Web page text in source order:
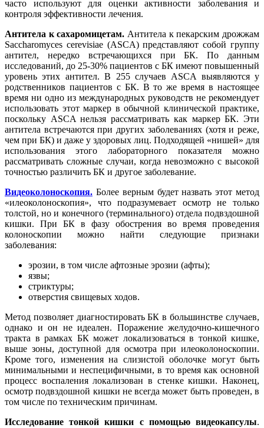
часто используют для оценки активности заболевания и
контроля эффективности лечения.
Антитела к сахаромицетам. Антитела к пекарским дрожжам
Sacchаromyces cerevisiae (ASCA) представляют собой группу
антител, нередко встречающихся при БК. По данным
исследований, до 25-30% пациентов с БК имеют повышенный
уровень этих антител. В 255 случаев ASCA выявляются у
родственников пациентов с БК. В то же время в настоящее
время ни одно из международных руководств не рекомендует
использовать этот маркер в обычной клинической практике,
поскольку ASCA нельзя рассматривать как маркер БК. Эти
антитела встречаются при других заболеваниях (хотя и реже,
чем при БК) и даже у здоровых лиц. Подходящей «нишей» для
использования этого лабораторного показателя можно
рассматривать сложные случаи, когда невозможно с высокой
точностью различить БК и другое заболевание.
Видеоколоноскопия. Более верным будет назвать этот метод
«илеоколоноскопия», что подразумевает осмотр не только
толстой, но и конечного (терминального) отдела подвздошной
кишки. При БК в фазу обострения во время проведения
колоноскопии можно найти следующие признаки
заболевания:
эрозии, в том числе афтозные эрозии (афты);
язвы;
стриктуры;
отверстия свищевых ходов.
Метод позволяет диагностировать БК в большинстве случаев,
однако и он не идеален. Поражение желудочно-кишечного
тракта в рамках БК может локализоваться в тонкой кишке,
выше зоны, доступной для осмотра при илеоколоноскопии.
Кроме того, изменения на слизистой оболочке могут быть
минимальными и неспецифичными, в то время как основной
процесс воспаления локализован в стенке кишки. Наконец,
осмотр подвздошной кишки не всегда может быть проведен, в
том числе по техническим причинам.
Исследование тонкой кишки с помощью видеокапсулы.